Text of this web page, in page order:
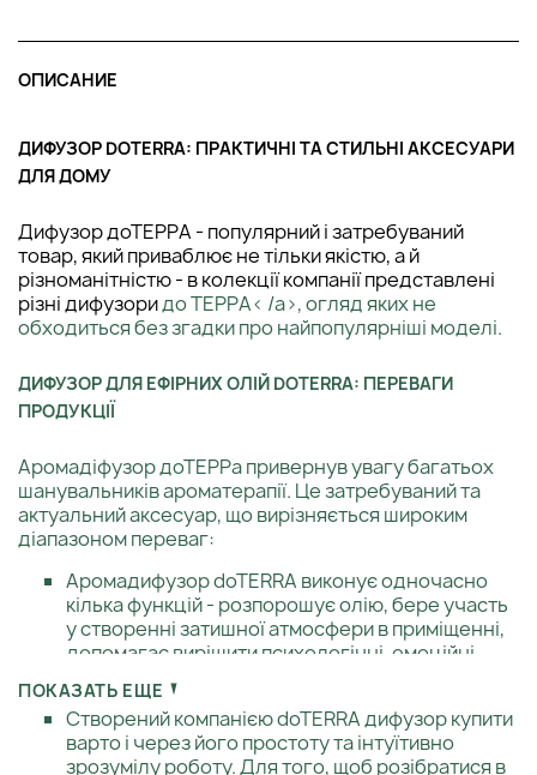
ОПИСАНИЕ
ДИФУЗОР DOTERRA: ПРАКТИЧНІ ТА СТИЛЬНІ АКСЕСУАРИ
ДЛЯ ДОМУ
Дифузор доТЕРРА - популярний і затребуваний
товар, який приваблює не тільки якістю, а й
різноманітністю - в колекції компанії представлені
різні дифузоридо ТЕРРА< /a>, огляд яких не
обходиться без згадки про найпопулярніші моделі.
ДИФУЗОР ДЛЯ ЕФІРНИХ ОЛІЙ DOTERRA: ПЕРЕВАГИ
ПРОДУКЦІЇ
Аромадіфузор доТЕРРа привернув увагу багатьох
шанувальників ароматерапії. Це затребуваний та
актуальний аксесуар, що вирізняється широким
діапазоном переваг:
Аромадифузор doTERRA виконує одночасно
кілька функцій - розпорошує олію, бере участь
у створенні затишної атмосфери в приміщенні,
допомагає вирішити психологічні, емоційні
Створений компанією doTERRA дифузор купити
варто і через його простоту та інтуїтивно
зрозумілу роботу. Для того, щоб розібратися в
ПОКАЗАТЬ ЕЩЕ